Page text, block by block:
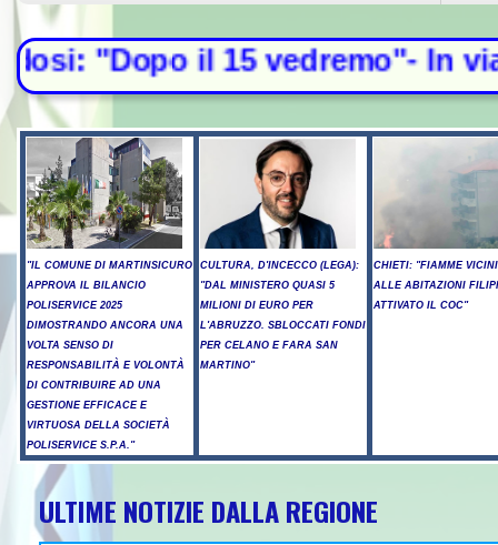
il 15 vedremo"- In via
"IL COMUNE DI MARTINSICURO
APPROVA IL BILANCIO
POLISERVICE 2025
DIMOSTRANDO ANCORA UNA
VOLTA SENSO DI
RESPONSABILITÀ E VOLONTÀ
DI CONTRIBUIRE AD UNA
GESTIONE EFFICACE E
VIRTUOSA DELLA SOCIETÀ
POLISERVICE S.P.A."
CULTURA, D'INCECCO (LEGA):
"DAL MINISTERO QUASI 5
MILIONI DI EURO PER
L'ABRUZZO. SBLOCCATI FONDI
PER CELANO E FARA SAN
MARTINO"
CHIETI: "FIAMME
ALLE ABITAZIONI
ATTIVATO IL COC"
ULTIME NOTIZIE DALLA REGIONE